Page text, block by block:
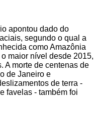
apontou dado do
segundo o qual a
como Amazônia
maior nível desde 2015,
A morte de centenas de
de Janeiro e
de terra -
favelas - também foi